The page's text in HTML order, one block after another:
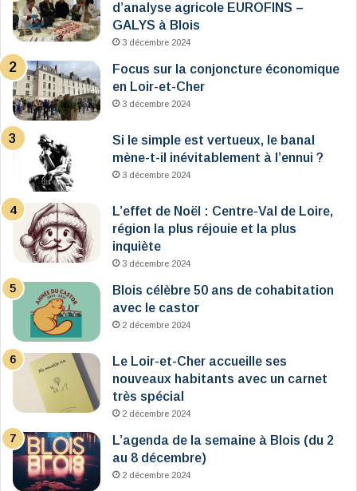
d’analyse agricole EUROFINS –
GALYS à Blois
3 décembre 2024
Focus sur la conjoncture économique
en Loir-et-Cher
3 décembre 2024
Si le simple est vertueux, le banal
mène-t-il inévitablement à l’ennui ?
3 décembre 2024
L’effet de Noël : Centre-Val de Loire,
région la plus réjouie et la plus
inquiète
3 décembre 2024
Blois célèbre 50 ans de cohabitation
avec le castor
2 décembre 2024
Le Loir-et-Cher accueille ses
nouveaux habitants avec un carnet
très spécial
2 décembre 2024
L’agenda de la semaine à Blois (du 2
au 8 décembre)
2 décembre 2024